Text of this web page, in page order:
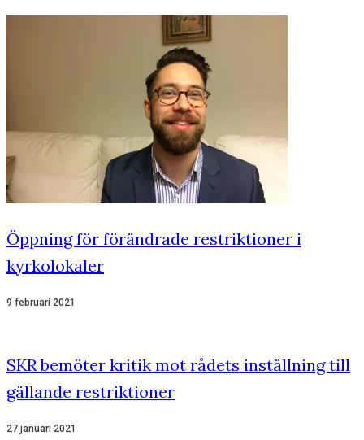
Öppning för förändrade restriktioner i
kyrkolokaler
9 februari 2021
SKR bemöter kritik mot rådets inställning till
gällande restriktioner
27 januari 2021